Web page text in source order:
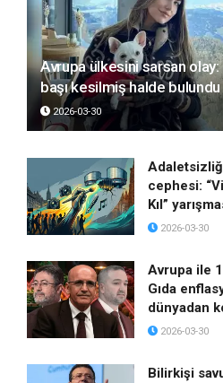
Avrupa ülkesini sarsan olay:
başı kesilmiş halde bulundu
2026-03-30
cephesi:
Kıl”
2026-03-30
Avrupa ile
Gıda
dünyadan
2026-03-30
Bilirkişi